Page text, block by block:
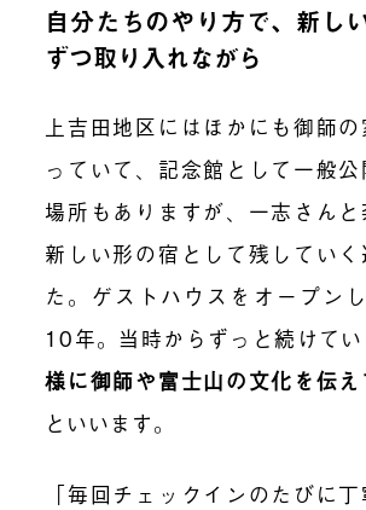
自分たちのやり方で、新し
ずつ取り入れながら
上吉田地区にはほかにも御師
っていて、記念館として一般
場所もありますが、一志さん
新しい形の宿として残してい
た。ゲストハウスをオープン
10年。当時からずっと続けてい
様に御師や富士山の文化を伝え
といいます。
「毎回チェックインのたびに